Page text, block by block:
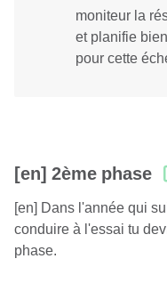
moniteur la
et planifie
pour cette
[en] 2ème phase
[en] Dans l'année qui
conduire à l'essai tu
phase.